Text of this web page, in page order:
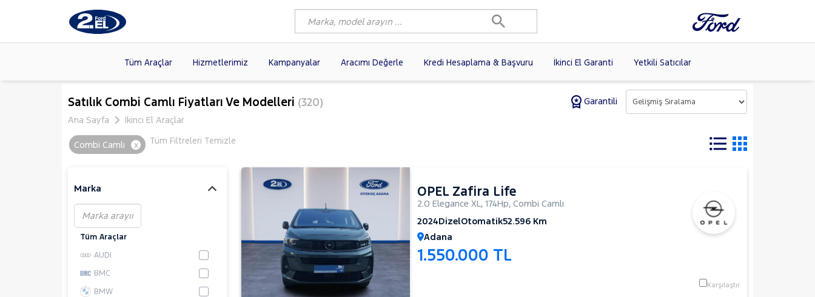
Tüm Araçlar Hizmetlerimiz Kampanyalar Aracımı Değerle Kredi Hesaplama & Başvuru İkinci El Garanti Yetkili Satıcılar
Markalar >
Modeller
Kasalar
FORD(891)
SKODA
Satılık Combi Camlı Fiyatları Ve Modelleri (320)
Garantili
Ana Sayfa
İkinci El Araçlar
Tüm Filtreleri Temizle
Combi Camlı x
Marka
Tüm Araçlar
AUDI
BMC
BMW
OPEL Zafira Life
2.0 Elegance XL, 174Hp, Combi Camlı
2024DizelOtomatik52.596 Km
Adana
1.550.000 TL
Karşılaştır